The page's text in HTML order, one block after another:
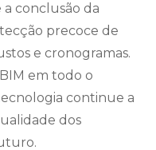
a conclusão da
precoce de
e cronogramas.
em todo o
continue a
dos